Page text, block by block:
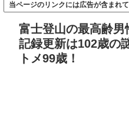
当ページのリンクには広告が含まれて
富士登山の最高齢男
記録更新は102歳の
トメ99歳！